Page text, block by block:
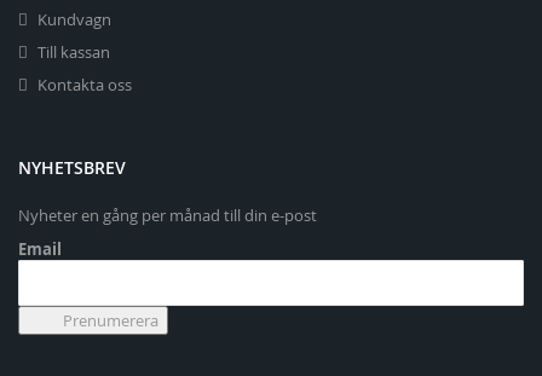
Kundvagn
Till kassan
Kontakta oss
NYHETSBREV
Nyheter en gång per månad till din e-post
Email